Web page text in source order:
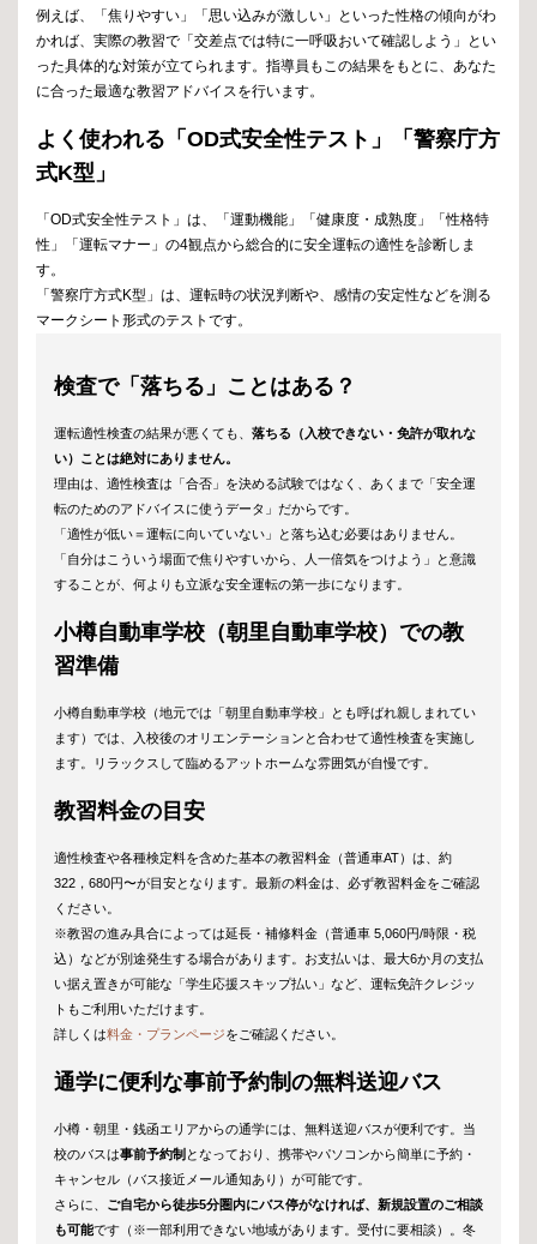
例えば、「焦りやすい」「思い込みが激しい」といった性格の傾向がわ
かれば、実際の教習で「交差点では特に一呼吸おいて確認しよう」とい
った具体的な対策が立てられます。指導員もこの結果をもとに、あなた
に合った最適な教習アドバイスを行います。
よく使われる「OD式安全性テスト」「警察庁方
式K型」
「OD式安全性テスト」は、「運動機能」「健康度・成熟度」「性格特
性」「運転マナー」の4観点から総合的に安全運転の適性を診断しま
す。
「警察庁方式K型」は、運転時の状況判断や、感情の安定性などを測る
マークシート形式のテストです。
検査で「落ちる」ことはある？
運転適性検査の結果が悪くても、 落ちる（入校できない・免許が取れな
い）ことは絶対にありません。
理由は、適性検査は「合否」を決める試験ではなく、あくまで「安全運
転のためのアドバイスに使うデータ」だからです。
「適性が低い＝運転に向いていない」と落ち込む必要はありません。
「自分はこういう場面で焦りやすいから、人一倍気をつけよう」と意識
することが、何よりも立派な安全運転の第一歩になります。
小樽自動車学校（朝里自動車学校）での教
習準備
小樽自動車学校（地元では「朝里自動車学校」とも呼ばれ親しまれてい
ます）では、入校後のオリエンテーションと合わせて適性検査を実施し
ます。リラックスして臨めるアットホームな雰囲気が自慢です。
教習料金の目安
適性検査や各種検定料を含めた基本の教習料金（普通車AT）は、約
322，680円〜が目安となります。最新の料金は、必ず教習料金をご確認
ください。
※教習の進み具合によっては延長・補修料金（普通車 5,060円/時限・税
込）などが別途発生する場合があります。お支払いは、最大6か月の支払
い据え置きが可能な「学生応援スキップ払い」など、運転免許クレジッ
トもご利用いただけます。
詳しくは料金・プランページをご確認ください。
通学に便利な事前予約制の無料送迎バス
小樽・朝里・銭函エリアからの通学には、無料送迎バスが便利です。当
校のバスは事前予約制 となっており、携帯やパソコンから簡単に予約・
キャンセル（バス接近メール通知あり）が可能です。
さらに、 ご自宅から徒歩5分圏内にバス停がなければ、新規設置のご相談
も可能です（※一部利用できない地域があります。受付に要相談）。冬